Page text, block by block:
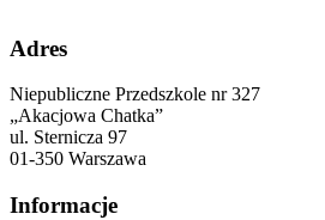
Adres
Niepubliczne Przedszkole nr 327
„Akacjowa Chatka”
ul. Sternicza 97
01-350 Warszawa
Informacje